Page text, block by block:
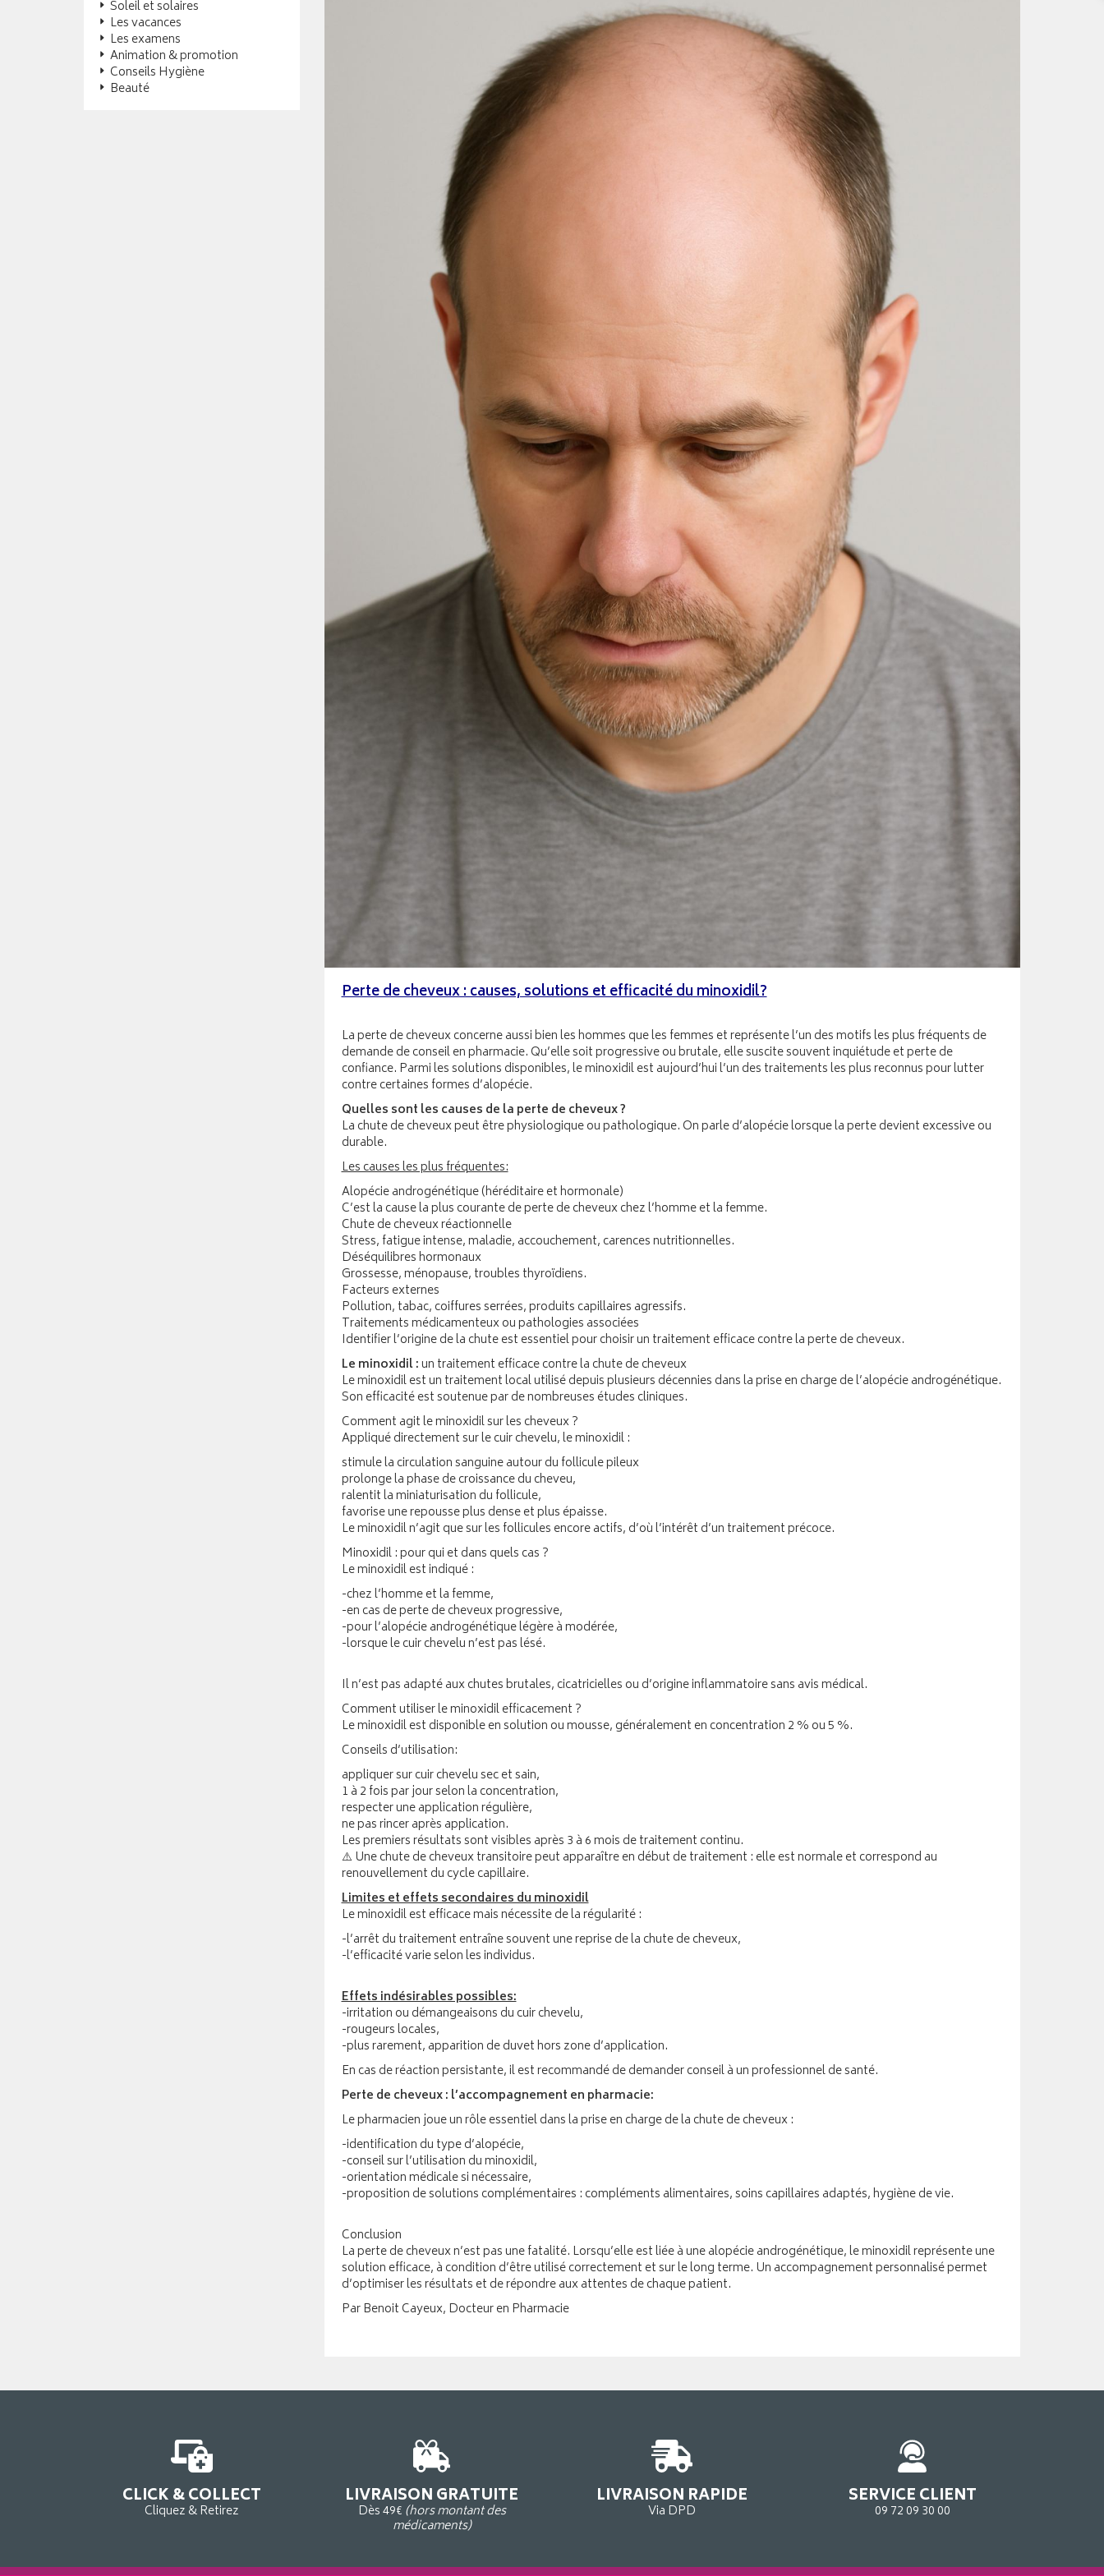
Soleil et solaires
Les vacances
Les examens
Animation & promotion
Conseils Hygiène
Beauté
Perte de cheveux : causes, solutions et efficacité du minoxidil?
La perte de cheveux concerne aussi bien les hommes que les femmes et représente l’un des motifs les plus fréquents de
demande de conseil en pharmacie. Qu’elle soit progressive ou brutale, elle suscite souvent inquiétude et perte de
confiance. Parmi les solutions disponibles, le minoxidil est aujourd’hui l’un des traitements les plus reconnus pour lutter
contre certaines formes d’alopécie.
Quelles sont les causes de la perte de cheveux ?
La chute de cheveux peut être physiologique ou pathologique. On parle d’alopécie lorsque la perte devient excessive ou
durable.
Les causes les plus fréquentes:
Alopécie androgénétique (héréditaire et hormonale)
C’est la cause la plus courante de perte de cheveux chez l’homme et la femme.
Chute de cheveux réactionnelle
Stress, fatigue intense, maladie, accouchement, carences nutritionnelles.
Déséquilibres hormonaux
Grossesse, ménopause, troubles thyroïdiens.
Facteurs externes
Pollution, tabac, coiffures serrées, produits capillaires agressifs.
Traitements médicamenteux ou pathologies associées
Identifier l’origine de la chute est essentiel pour choisir un traitement efficace contre la perte de cheveux.
Le minoxidil :un traitement efficace contre la chute de cheveux
Le minoxidil est un traitement local utilisé depuis plusieurs décennies dans la prise en charge de l’alopécie androgénétique.
Son efficacité est soutenue par de nombreuses études cliniques.
Comment agit le minoxidil sur les cheveux ?
Appliqué directement sur le cuir chevelu, le minoxidil :
stimule la circulation sanguine autour du follicule pileux
prolonge la phase de croissance du cheveu,
ralentit la miniaturisation du follicule,
favorise une repousse plus dense et plus épaisse.
Le minoxidil n’agit que sur les follicules encore actifs, d’où l’intérêt d’un traitement précoce.
Minoxidil : pour qui et dans quels cas ?
Le minoxidil est indiqué :
-chez l’homme et la femme,
-en cas de perte de cheveux progressive,
-pour l’alopécie androgénétique légère à modérée,
-lorsque le cuir chevelu n’est pas lésé.
Il n’est pas adapté aux chutes brutales, cicatricielles ou d’origine inflammatoire sans avis médical.
Comment utiliser le minoxidil efficacement ?
Le minoxidil est disponible en solution ou mousse, généralement en concentration 2 % ou 5 %.
Conseils d’utilisation:
appliquer sur cuir chevelu sec et sain,
1 à 2 fois par jour selon la concentration,
respecter une application régulière,
ne pas rincer après application.
Les premiers résultats sont visibles après 3 à 6 mois de traitement continu.
⚠️ Une chute de cheveux transitoire peut apparaître en début de traitement : elle est normale et correspond au
renouvellement du cycle capillaire.
Limites et effets secondaires du minoxidil
Le minoxidil est efficace mais nécessite de la régularité :
-l’arrêt du traitement entraîne souvent une reprise de la chute de cheveux,
-l’efficacité varie selon les individus.
Effets indésirables possibles:
-irritation ou démangeaisons du cuir chevelu,
-rougeurs locales,
-plus rarement, apparition de duvet hors zone d’application.
En cas de réaction persistante, il est recommandé de demander conseil à un professionnel de santé.
Perte de cheveux : l’accompagnement en pharmacie:
Le pharmacien joue un rôle essentiel dans la prise en charge de la chute de cheveux :
-identification du type d’alopécie,
-conseil sur l’utilisation du minoxidil,
-orientation médicale si nécessaire,
-proposition de solutions complémentaires : compléments alimentaires, soins capillaires adaptés, hygiène de vie.
Conclusion
La perte de cheveux n’est pas une fatalité. Lorsqu’elle est liée à une alopécie androgénétique, le minoxidil représente une
solution efficace, à condition d’être utilisé correctement et sur le long terme. Un accompagnement personnalisé permet
d’optimiser les résultats et de répondre aux attentes de chaque patient.
Par Benoit Cayeux, Docteur en Pharmacie
CLICK & COLLECT
Cliquez & Retirez
LIVRAISON GRATUITE
Dès 49€ (hors montant des
médicaments)
LIVRAISON RAPIDE
Via DPD
SERVICE CLIENT
09 72 09 30 00